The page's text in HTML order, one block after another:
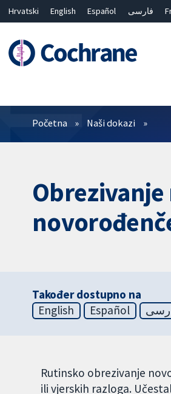
Hrvatski English Español فارسی
Prečistači
Početna Naši dokazi
Također dostupno na
English
Español
Rutinsko obrezivanje
ili vjerskih razloga.